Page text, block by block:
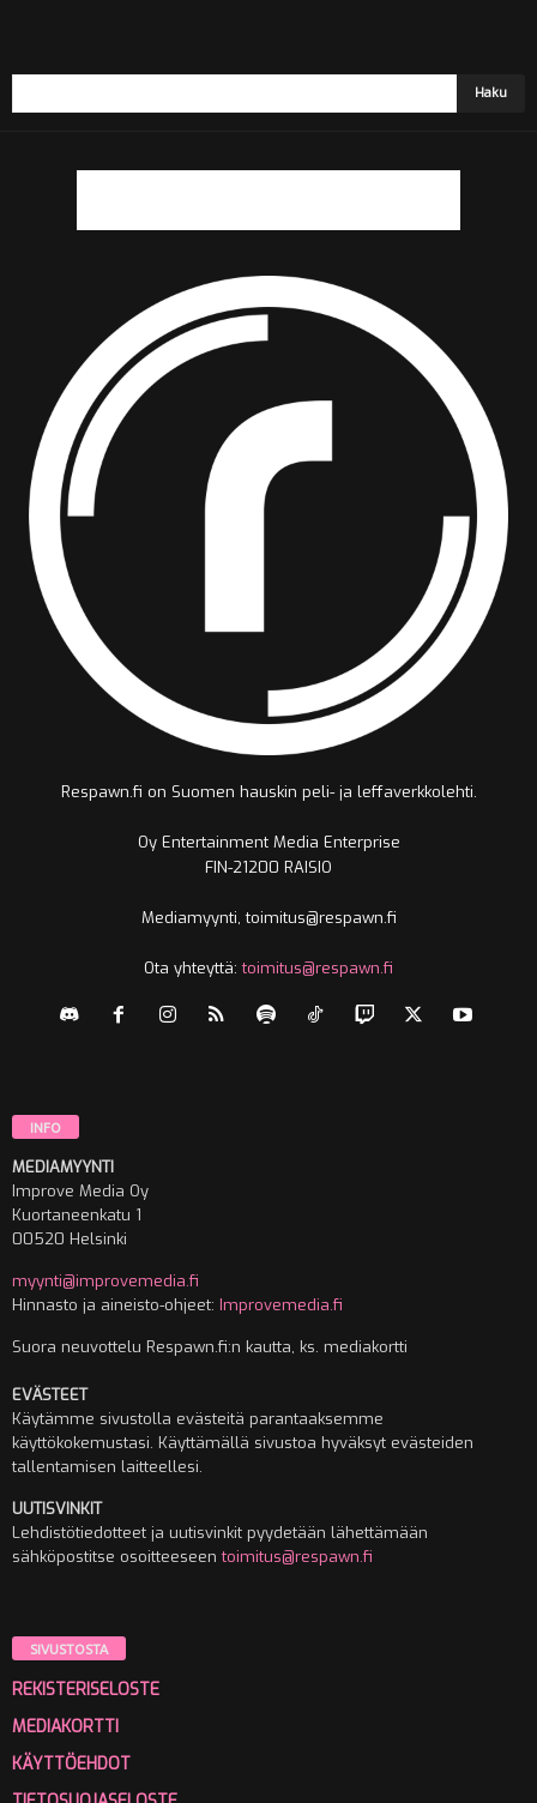
Respawn.fi on Suomen hauskin peli- ja leffaverkkolehti.
Oy Entertainment Media Enterprise
FIN-21200 RAISIO
Mediamyynti, toimitus@respawn.fi
Ota yhteyttä:toimitus@respawn.fi
INFO
MEDIAMYYNTI
Improve Media Oy
Kuortaneenkatu 1
00520 Helsinki
myynti@improvemedia.fi
Hinnasto ja aineisto-ohjeet: Improvemedia.fi
Suora neuvottelu Respawn.fi:n kautta, ks. mediakortti
EVÄSTEET
Käytämme sivustolla evästeitä parantaaksemme
käyttökokemustasi. Käyttämällä sivustoa hyväksyt evästeiden
tallentamisen laitteellesi.
UUTISVINKIT
Lehdistötiedotteet ja uutisvinkit pyydetään lähettämään
sähköpostitse osoitteeseentoimitus@respawn.fi
SIVUSTOSTA
REKISTERISELOSTE
MEDIAKORTTI
KÄYTTÖEHDOT